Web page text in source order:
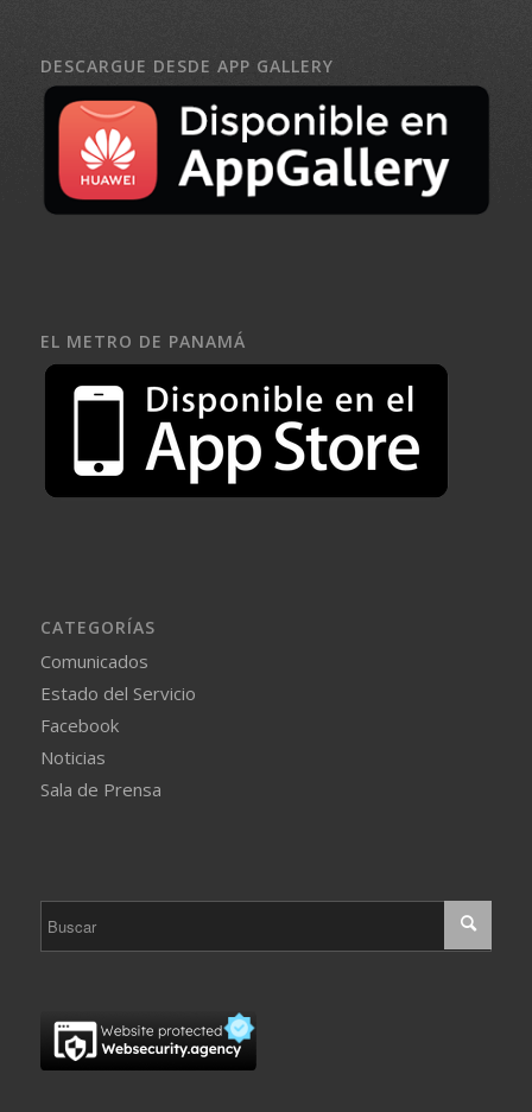
DESCARGUE DESDE APP GALLERY
EL METRO DE PANAMÁ
CATEGORÍAS
Comunicados
Estado del Servicio
Facebook
Noticias
Sala de Prensa